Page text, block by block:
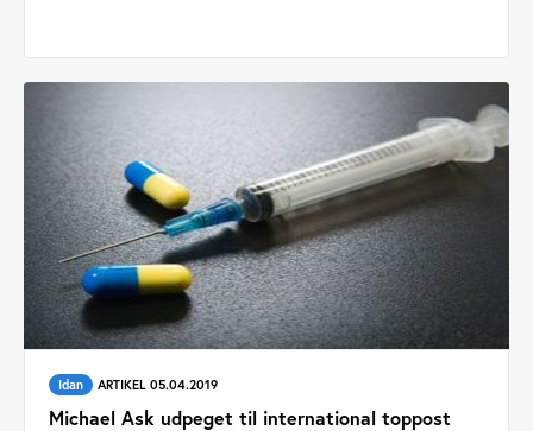
Idan ARTIKEL 05.04.2019
Michael Ask udpeget til international toppost